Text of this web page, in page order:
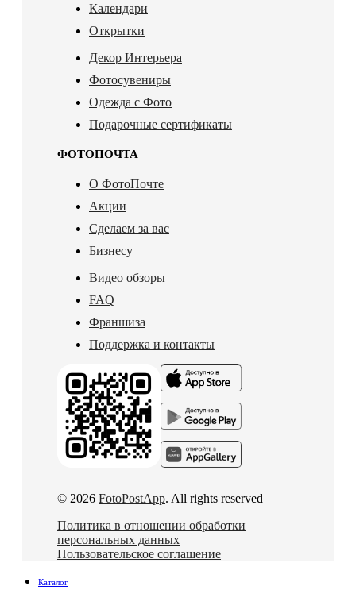
Календари
Открытки
Декор Интерьера
Фотосувениры
Одежда с Фото
Подарочные сертификаты
ФОТОПОЧТА
О ФотоПочте
Акции
Сделаем за вас
Бизнесу
Видео обзоры
FAQ
Франшиза
Поддержка и контакты
© 2026 FotoPostApp. All rights reserved
Политика в отношении обработки
персональных данных
Пользовательское соглашение
Каталог